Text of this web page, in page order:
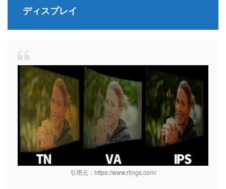
ディスプレイ
引用元：https://www.rtings.com/